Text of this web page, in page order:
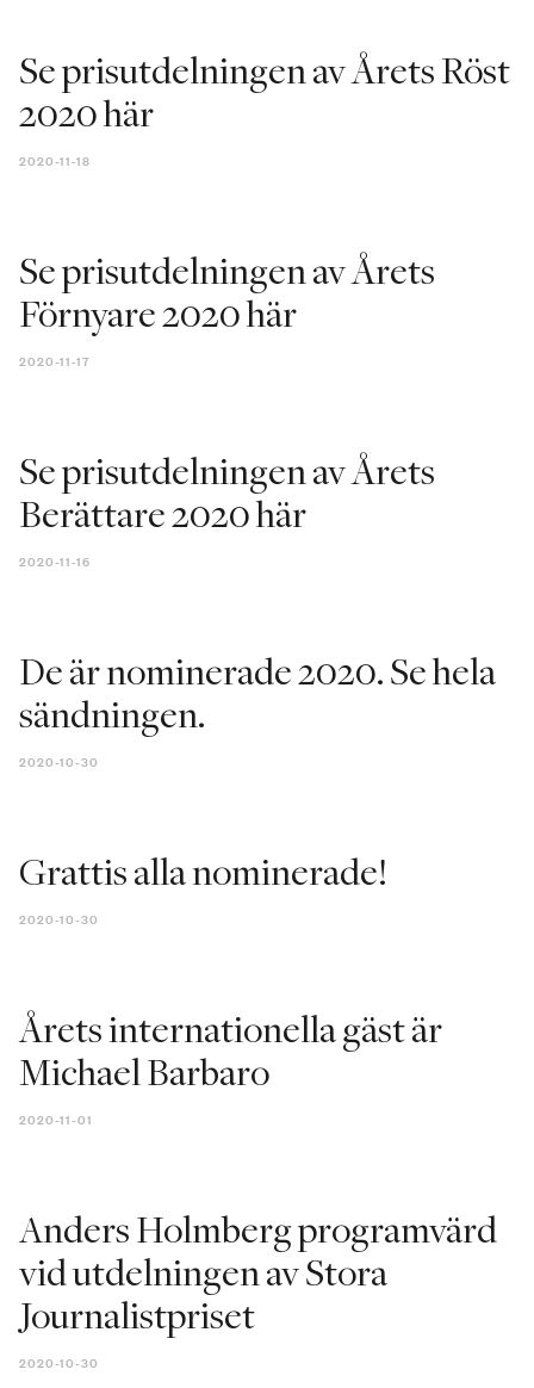
Se prisutdelningen av Årets Röst
2020 här
2020-11-18
Se prisutdelningen av Årets
Förnyare 2020 här
2020-11-17
Se prisutdelningen av Årets
Berättare 2020 här
2020-11-16
De är nominerade 2020. Se hela
sändningen.
2020-10-30
Grattis alla nominerade!
2020-10-30
Årets internationella gäst är
Michael Barbaro
2020-11-01
Anders Holmberg programvärd
vid utdelningen av Stora
Journalistpriset
2020-10-30